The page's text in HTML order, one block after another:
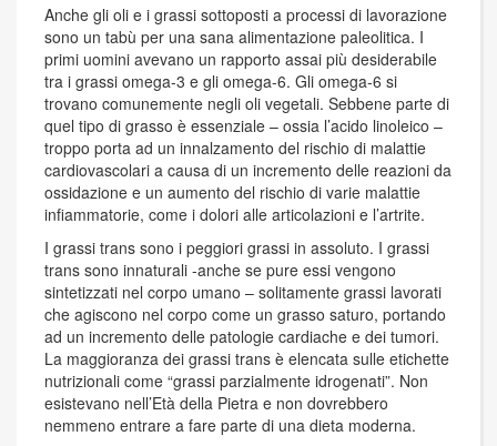
Anche gli oli e i grassi sottoposti a processi di lavorazione
sono un tabù per una sana alimentazione paleolitica. I
primi uomini avevano un rapporto assai più desiderabile
tra i grassi omega-3 e gli omega-6. Gli omega-6 si
trovano comunemente negli oli vegetali. Sebbene parte di
quel tipo di grasso è essenziale – ossia l’acido linoleico –
troppo porta ad un innalzamento del rischio di malattie
cardiovascolari a causa di un incremento delle reazioni da
ossidazione e un aumento del rischio di varie malattie
infiammatorie, come i dolori alle articolazioni e l’artrite.
I grassi trans sono i peggiori grassi in assoluto. I grassi
trans sono innaturali -anche se pure essi vengono
sintetizzati nel corpo umano – solitamente grassi lavorati
che agiscono nel corpo come un grasso saturo, portando
ad un incremento delle patologie cardiache e dei tumori.
La maggioranza dei grassi trans è elencata sulle etichette
nutrizionali come “grassi parzialmente idrogenati”. Non
esistevano nell’Età della Pietra e non dovrebbero
nemmeno entrare a fare parte di una dieta moderna.